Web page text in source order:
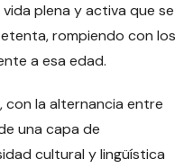
plena y activa que se
rompiendo con los
a esa edad.
con la alternancia entre
una capa de
cultural y lingüística